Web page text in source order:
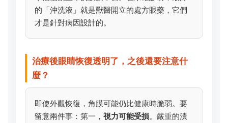
的「沖洗液」就是獸醫開立的處方眼藥，它們
才是針對病因設計的。
治療後眼睛恢復透明了，之後還要注意什
麼？
即使外觀恢復，角膜可能仍比健康時脆弱。要
留意兩件事：第一， 視力可能受損。嚴重的潰